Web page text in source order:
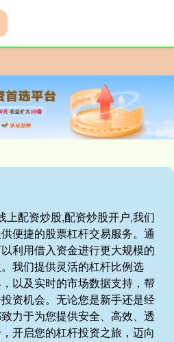
上配资炒股,配资炒股开户,我们
便捷的股票杠杆交易服务。通
利用借入资金进行更大规模的
我们提供灵活的杠杆比例选
以及实时的市场数据支持，帮
资机会。无论您是新手还是经
力于为您提供安全、高效、透
开启您的杠杆投资之旅，迈向